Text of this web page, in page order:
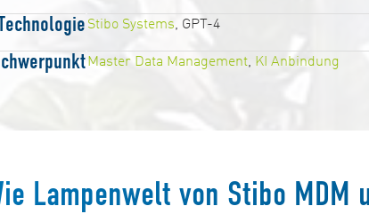
Stibo Systems, GPT-4
Master Data Management, KI Anbindung
Lampenwelt von Stibo